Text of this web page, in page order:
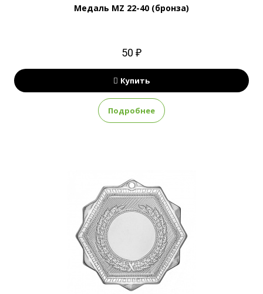
Медаль MZ 22-40 (бронза)
50 ₽
Купить
Подробнее